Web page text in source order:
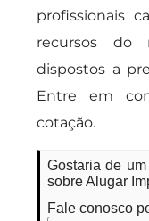
profissionais
recursos do
dispostos a
Entre em
cotação.
Gostaria de
sobre Alugar
Fale conosco